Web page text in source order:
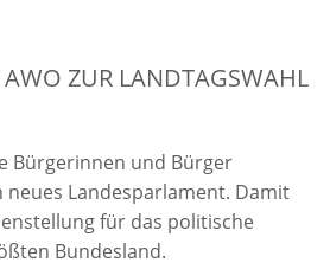
ZUR LANDTAGSWAHL
Bürgerinnen und Bürger
Landesparlament. Damit
für das politische
Bundesland.